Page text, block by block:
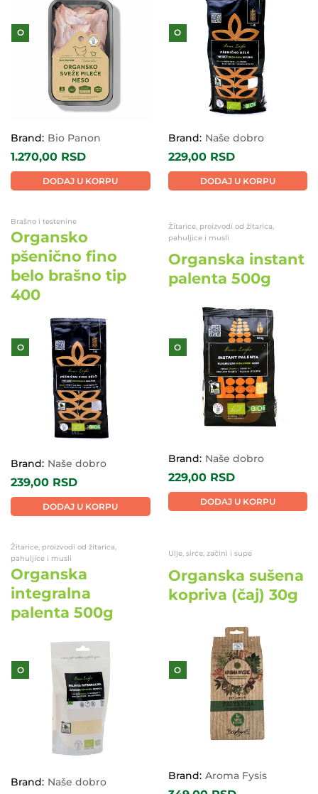
O
Brand: Bio Panon
1.270,00 RSD
DODAJ U KORPU
O
Brand: Naše dobro
229,00 RSD
DODAJ U KORPU
Brašno i testenine
Organsko
pšenično fino
belo brašno tip
400
O
Brand: Naše dobro
239,00 RSD
DODAJ U KORPU
Žitarice, proizvodi od žitarica,
pahuljice i musli
Organska instant
palenta 500g
O
Brand: Naše dobro
229,00 RSD
DODAJ U KORPU
Žitarice, proizvodi od žitarica,
pahuljice i musli
Organska
integralna
palenta 500g
O
Brand: Naše dobro
Ulje, sirće, začini i supe
Organska sušena
kopriva (čaj) 30g
O
Brand: Aroma Fysis